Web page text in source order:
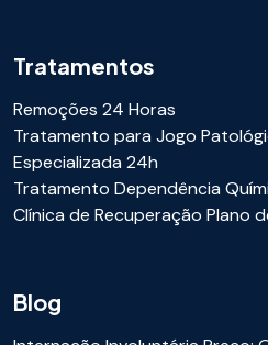
Tratamentos
Remoções 24 Horas
Tratamento para Jogo
Especializada 24h
Tratamento Dependência
Clínica de Recuperação Plano
Blog